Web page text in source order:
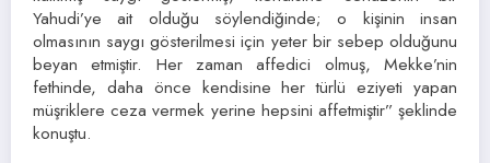
Yahudi’ye ait olduğu söylendiğinde; o kişinin insan
olmasının saygı gösterilmesi için yeter bir sebep olduğunu
beyan etmiştir. Her zaman affedici olmuş, Mekke’nin
fethinde, daha önce kendisine her türlü eziyeti yapan
müşriklere ceza vermek yerine hepsini affetmiştir” şeklinde
konuştu.